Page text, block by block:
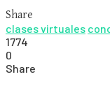
Share
clases virtuales
1774
0
Share